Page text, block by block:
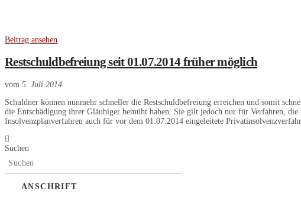
Beitrag ansehen
Restschuldbefreiung seit 01.07.2014 früher möglich
vom 5. Juli 2014
Schuldner können nunmehr schneller die Restschuldbefreiung erreichen und somit
die Entschädigung ihrer Gläubiger bemüht haben. Sie gilt jedoch nur für Verfahren,
Insolvenzplanverfahren auch für vor dem 01.07.2014 eingeleitete
Suchen
ANSCHRIFT